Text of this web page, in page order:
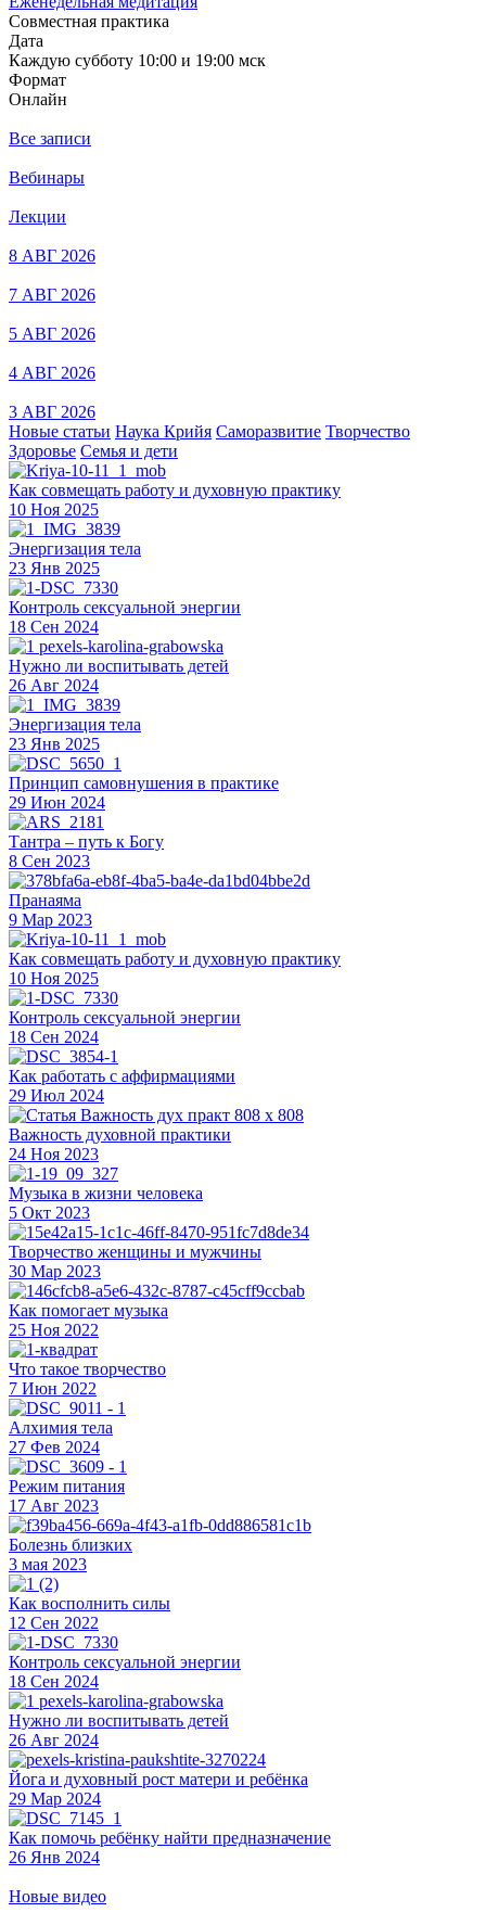
Совместная практика
Дата
Каждую субботу 10:00 и 19:00 мск
Формат
Онлайн
Все записи
Вебинары
Лекции
8 АВГ 2026
7 АВГ 2026
5 АВГ 2026
4 АВГ 2026
3 АВГ 2026
Новые статьи Наука Крийя Саморазвитие Творчество
Здоровье Семья и дети
Как совмещать работу и духовную практику
10 Ноя 2025
Энергизация тела
23 Янв 2025
Контроль сексуальной энергии
18 Сен 2024
Нужно ли воспитывать детей
26 Авг 2024
Энергизация тела
23 Янв 2025
Принцип самовнушения в практике
29 Июн 2024
Тантра – путь к Богу
8 Сен 2023
Пранаяма
9 Мар 2023
Как совмещать работу и духовную практику
10 Ноя 2025
Контроль сексуальной энергии
18 Сен 2024
Как работать с аффирмациями
29 Июл 2024
Важность духовной практики
24 Ноя 2023
Музыка в жизни человека
5 Окт 2023
Творчество женщины и мужчины
30 Мар 2023
Как помогает музыка
25 Ноя 2022
Что такое творчество
7 Июн 2022
Алхимия тела
27 Фев 2024
Режим питания
17 Авг 2023
Болезнь близких
3 мая 2023
Как восполнить силы
12 Сен 2022
Контроль сексуальной энергии
18 Сен 2024
Нужно ли воспитывать детей
26 Авг 2024
Йога и духовный рост матери и ребёнка
29 Мар 2024
Как помочь ребёнку найти предназначение
26 Янв 2024
Новые видео